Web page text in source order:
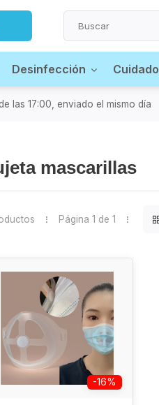
Desinfección Cuidado
las 17:00, enviado el mismo día
mascarillas
Página 1 de 1
-16%